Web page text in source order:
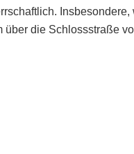
über die Schlossstraße